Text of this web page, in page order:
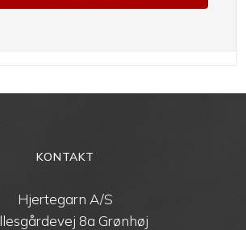
KONTAKT
Hjertegarn A/S
8a Grønhøj